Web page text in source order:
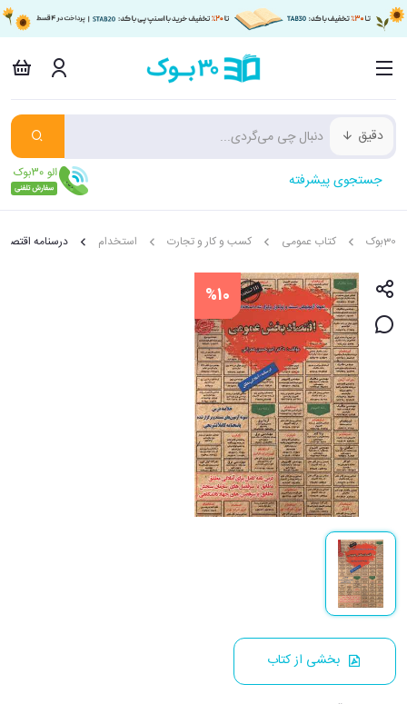
دقیق
جستجوی پیشرفته
30بوک کتاب عمومی کسب و کار و تجارت استخدام درسنامه
%10
بخشی از کتاب